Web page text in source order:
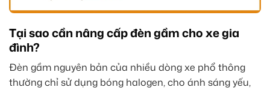
Tại sao cần nâng cấp đèn gầm cho xe gia
đình?
Đèn gầm nguyên bản của nhiều dòng xe phổ thông
thường chỉ sử dụng bóng halogen, cho ánh sáng yếu,